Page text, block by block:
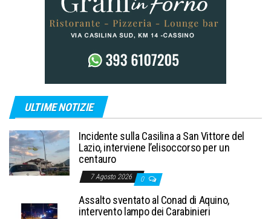
ULTIME NOTIZIE
Incidente sulla Casilina a San Vittore del
Lazio, interviene l’elisoccorso per un
centauro
7 Agosto 2026 0
Assalto sventato al Conad di Aquino,
intervento lampo dei Carabinieri